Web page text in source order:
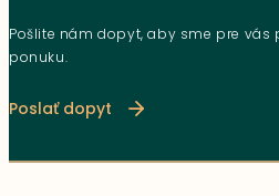
Pošlite nám dopyt, aby sme pre
ponuku.
Poslať dopyt